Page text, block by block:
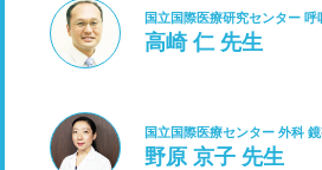
国立国際医療研究センター 呼
高崎 仁 先生
国立国際医療センター 外科
野原 京子 先生